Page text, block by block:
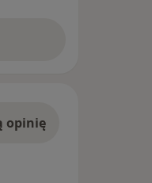
opinię